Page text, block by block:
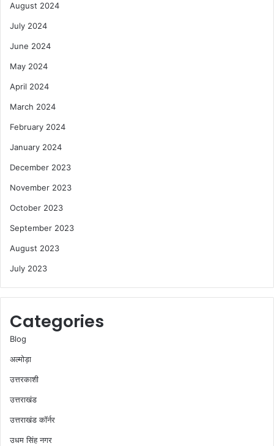
August 2024
July 2024
June 2024
May 2024
April 2024
March 2024
February 2024
January 2024
December 2023
November 2023
October 2023
September 2023
August 2023
July 2023
Categories
Blog
अल्मोड़ा
उत्तरकाशी
उत्तराखंड
उत्तराखंड कॉर्नर
उधम सिंह नगर